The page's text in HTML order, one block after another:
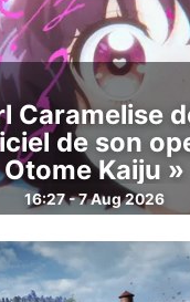
Caramelise
de son
Otome Kaiju »
16:27 - 7 Aug 2026